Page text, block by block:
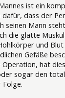
ist ein
dass der
seinen Mann
die glatte
und
Gefäße
Operation, hat dies
sogar den